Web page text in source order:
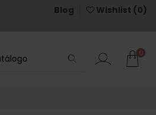
Blog Wishlist (0)
0